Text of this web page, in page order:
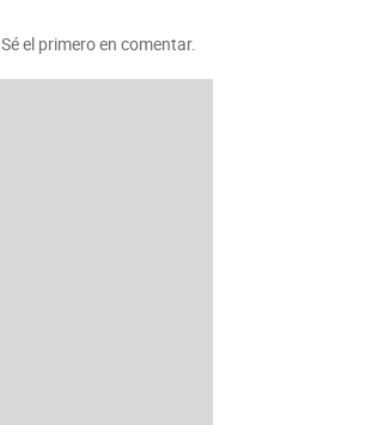
Sé el primero en comentar.